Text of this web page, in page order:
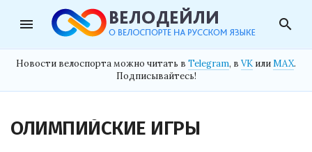
menu search
Новости велоспорта можно читать в Telegram, в VK илиMAX.
Подписывайтесь!
ОЛИМПИЙСКИЕ ИГРЫ